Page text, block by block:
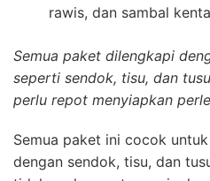
rawis, dan sambal
Semua paket dilengkapi
seperti sendok, tisu, dan
perlu repot menyiapkan
Semua paket ini cocok
dengan sendok, tisu, dan